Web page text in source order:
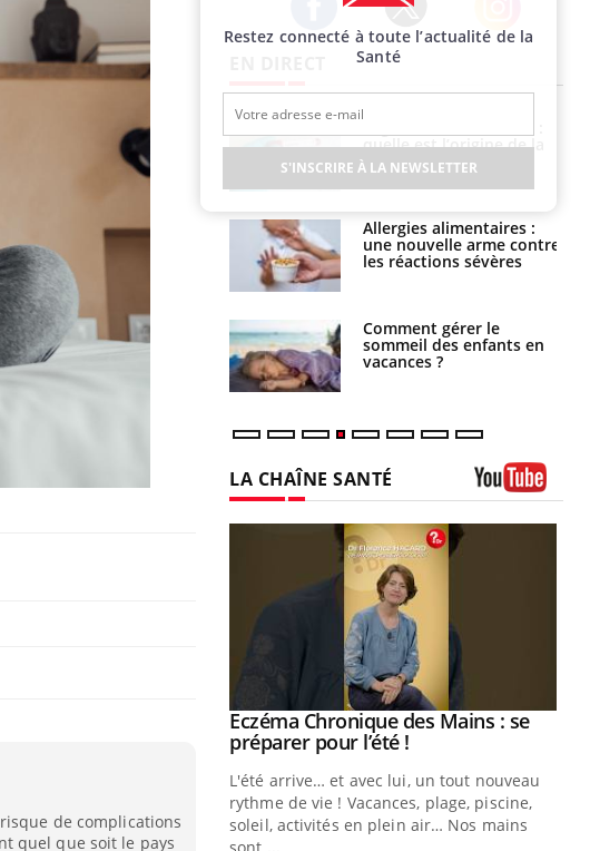
de complications
quel que soit le pays
Facebook Twitter Instagram
Le smartphone nuit-il à
l'apprentissage de la
Mordue par une tique en
vacances, elle reste dans
le coma pendant 42 jours
Mordue par un
barracuda, une petite fille
secourue grâce à un
réflexe essentiel
quelle est l’origine de la
contamination ?
Allergies alimentaires :
une nouvelle arme contre
les réactions sévères
Comment gérer le
sommeil des enfants en
vacances ?
LA CHAÎNE SANTÉ
parfois chez les soignants.
Youtube
Eczéma Chronique des Mains : se
préparer pour l’été !Youtube
L'été arrive… et avec lui, un tout nouveau
rythme de vie ! Vacances, plage, piscine,
soleil, activités en plein air… Nos mains
Restez connecté à toute l’actualité de la
Santé
S'INSCRIRE À LA NEWSLETTER